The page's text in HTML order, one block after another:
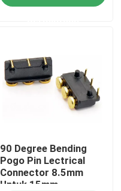
90 Degree Bending
Pogo Pin Lectrical
Connector 8.5mm
Untuk 15mm